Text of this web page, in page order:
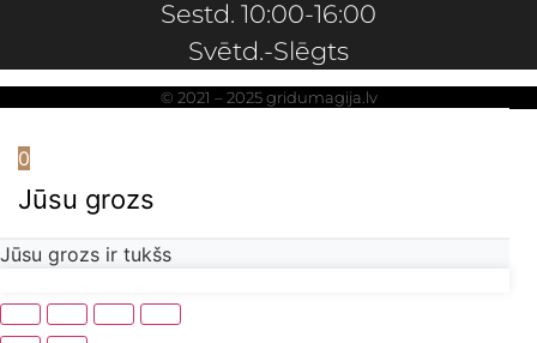
Sestd. 10:00-16:00
Svētd.-Slēgts
© 2021 – 2025 gridumagija.lv
0
Jūsu grozs
Jūsu grozs ir tukšs